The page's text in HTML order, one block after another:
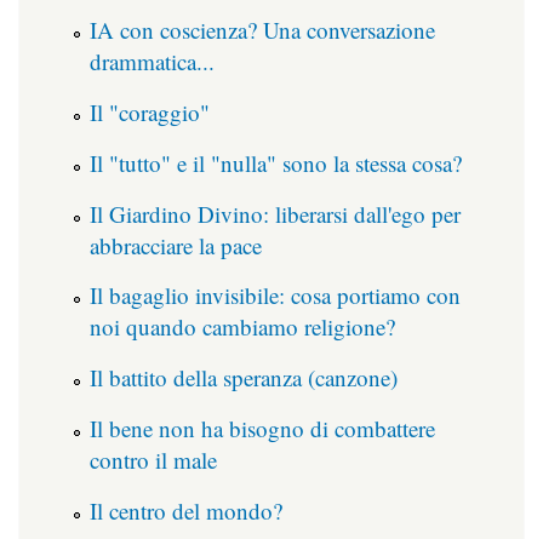
IA con coscienza? Una conversazione
drammatica...
Il "coraggio"
Il "tutto" e il "nulla" sono la stessa cosa?
Il Giardino Divino: liberarsi dall'ego per
abbracciare la pace
Il bagaglio invisibile: cosa portiamo con
noi quando cambiamo religione?
Il battito della speranza (canzone)
Il bene non ha bisogno di combattere
contro il male
Il centro del mondo?